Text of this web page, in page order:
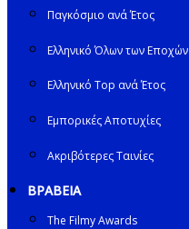
Παγκόσμιο ανά Έτος
Ελληνικό Όλων των Εποχών
Ελληνικό Top ανά Έτος
Εμπορικές Αποτυχίες
Ακριβότερες Ταινίες
ΒΡΑΒΕΙΑ
The Filmy Awards